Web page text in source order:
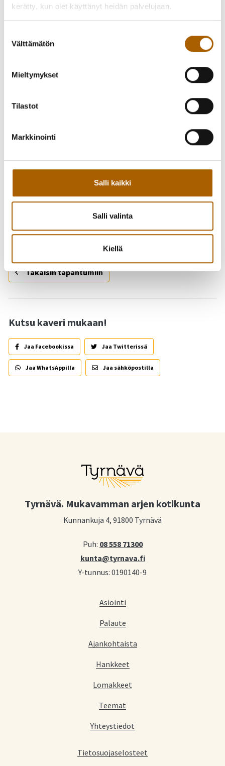
kerätty, kun olet käyttänyt heidän palvelujaan.
valinta
Välttämätön
Mieltymykset
Tilastot
Markkinointi
Salli kaikki
Salli valinta
Kiellä
Takaisin tapahtumiin
Kutsu kaveri mukaan!
Jaa Facebookissa Jaa Twitterissä
Jaa WhatsAppilla Jaa sähköpostilla
Tyrnävä. Mukavamman arjen kotikunta
Kunnankuja 4, 91800 Tyrnävä
Puh: 08 558 71300
kunta@tyrnava.fi
Y-tunnus: 0190140-9
Asiointi
Palaute
Ajankohtaista
Hankkeet
Lomakkeet
Teemat
Yhteystiedot
Tietosuojaselosteet